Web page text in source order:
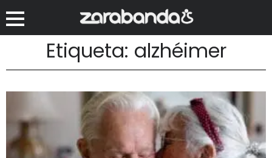
Etiqueta: alzhéimer